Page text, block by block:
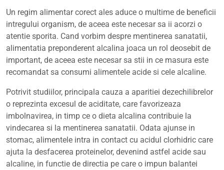
Un regim alimentar corect ales aduce o multime de beneficii
intregului organism, de aceea este necesar sa ii acorzi o
atentie sporita. Cand vorbim despre mentinerea sanatatii,
alimentatia preponderent alcalina joaca un rol deosebit de
important, de aceea este necesar sa stii in ce masura este
recomandat sa consumi alimentele acide si cele alcaline.
Potrivit studiilor, principala cauza a aparitiei dezechilibrelor
o reprezinta excesul de aciditate, care favorizeaza
imbolnavirea, in timp ce o dieta alcalina contribuie la
vindecarea si la mentinerea sanatatii. Odata ajunse in
stomac, alimentele intra in contact cu acidul clorhidric care
ajuta la desfacerea proteinelor, devenind astfel acide sau
alcaline, in functie de directia pe care o impun balantei